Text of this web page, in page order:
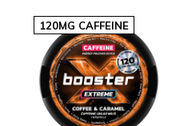
120MG CAFFEINE